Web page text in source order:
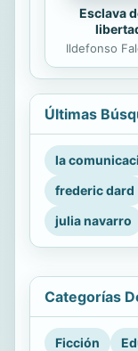
Esclava
Ildefonso
Últimas
la
frederic dard
julia navarro
Categorías
Ficción